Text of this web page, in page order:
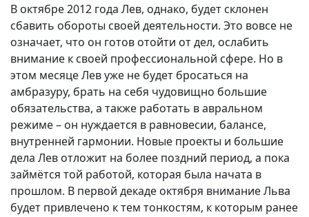
В октябре 2012 года Лев, однако, будет склонен
сбавить обороты своей деятельности. Это вовсе не
означает, что он готов отойти от дел, ослабить
внимание к своей профессиональной сфере. Но в
этом месяце Лев уже не будет бросаться на
амбразуру, брать на себя чудовищно большие
обязательства, а также работать в авральном
режиме – он нуждается в равновесии, балансе,
внутренней гармонии. Новые проекты и большие
дела Лев отложит на более поздний период, а пока
займётся той работой, которая была начата в
прошлом. В первой декаде октября внимание Льва
будет привлечено к тем тонкостям, к которым ранее